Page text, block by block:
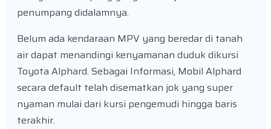
penumpang didalamnya.
Belum ada kendaraan MPV yang beredar di tanah
air dapat menandingi kenyamanan duduk dikursi
Toyota Alphard. Sebagai Informasi, Mobil Alphard
secara default telah disematkan jok yang super
nyaman mulai dari kursi pengemudi hingga baris
terakhir.